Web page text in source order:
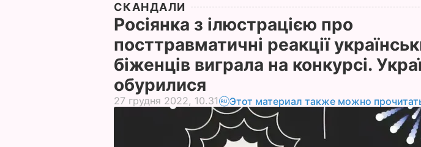
СКАНДАЛИ
Росіянка з ілюстрацією про
посттравматичні реакції
біженців виграла на конкурсі.
обурилися
27 грудня 2022, 10.31 Этот материал также можно